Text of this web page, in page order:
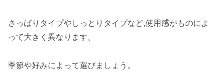
さっぱりタイプやしっとりタイプなど,使用感がものによ
って大きく異なります。
季節や好みによって選びましょう。